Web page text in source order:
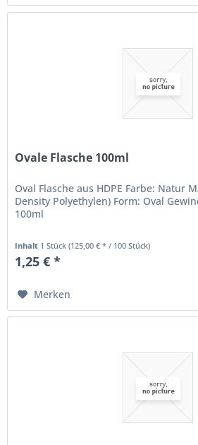
Ovale Flasche 100ml
Oval Flasche aus HDPE Farbe: Natur
Density Polyethylen) Form: Oval
100ml
Inhalt 1 Stück(125,00 € * / 100 Stück)
1,25 € *
Merken